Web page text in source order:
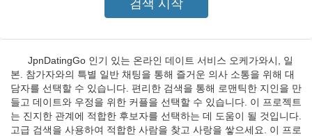
JpnDatingGo 인기 있는 온라인 데이트 서비스 오케가와시, 일
본. 참가자와의 특별 일반 채팅을 통해 즐거운 의사 소통을 위해 대
담자를 선택할 수 있습니다. 편리한 검색을 통해 로맨틱한 지인을 만
들고 데이트와 우정을 위한 커플을 선택할 수 있습니다. 이 프로젝트
는 진지한 관계에 적합한 후보자를 선택하는 데 도움이 될 것입니다.
고급 검색을 사용하여 적합한 사람을 찾고 사랑을 쌓으세요. 이 프로